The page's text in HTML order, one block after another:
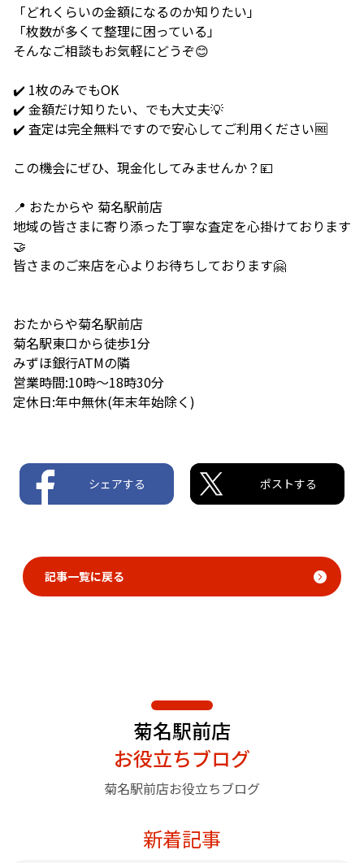
「どれくらいの金額になるのか知りたい」
「枚数が多くて整理に困っている」
そんなご相談もお気軽にどうぞ😊
✔️ 1枚のみでもOK
✔️ 金額だけ知りたい、でも大丈夫💡
✔️ 査定は完全無料ですので安心してご利用ください🆓
この機会にぜひ、現金化してみませんか？💴
📍 おたからや 菊名駅前店
地域の皆さまに寄り添った丁寧な査定を心掛けております
🤝
皆さまのご来店を心よりお待ちしております🤗
おたからや菊名駅前店
菊名駅東口から徒歩1分
みずほ銀行ATMの隣
営業時間:10時〜18時30分
定休日:年中無休(年末年始除く)
シェアする ポストする
記事一覧に戻る
菊名駅前店
お役立ちブログ
菊名駅前店お役立ちブログ
新着記事